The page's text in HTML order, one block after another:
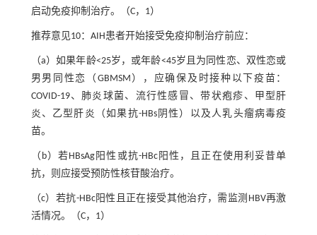
启动免疫抑制治疗。（C，1）
推荐意见10：AIH患者开始接受免疫抑制治疗前应：
（a）如果年龄<25岁，或年龄<45岁且为同性恋、双性恋或
男男同性恋（GBMSM），应确保及时接种以下疫苗：
COVID-19、肺炎球菌、流行性感冒、带状疱疹、甲型肝
炎、乙型肝炎（如果抗-HBs阴性）以及人乳头瘤病毒疫
苗。
（b）若HBsAg阳性或抗-HBc阳性，且正在使用利妥昔单
抗，则应接受预防性核苷酸治疗。
（c）若抗-HBc阳性且正在接受其他治疗，需监测HBV再激
活情况。（C，1）